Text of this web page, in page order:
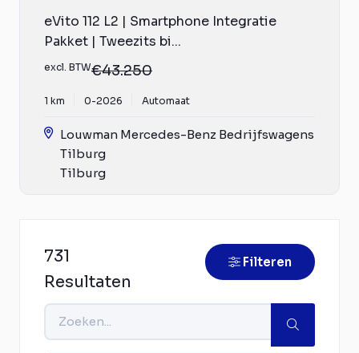
eVito 112 L2 | Smartphone Integratie
Pakket | Tweezits bi...
excl. BTW€43.250
1 km 0-2026 Automaat
Louwman Mercedes-Benz Bedrijfswagens
Tilburg
Tilburg
731
Resultaten
Filteren